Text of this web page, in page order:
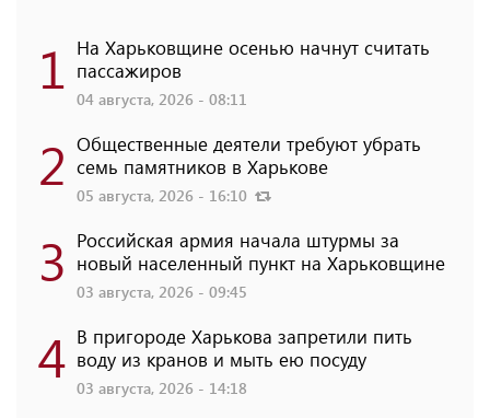
1 На Харьковщине осенью начнут считать
пассажиров
04 августа, 2026 - 08:11
2 Общественные деятели требуют убрать
семь памятников в Харькове
05 августа, 2026 - 16:10
3 Российская армия начала штурмы за
новый населенный пункт на Харьковщине
03 августа, 2026 - 09:45
4 В пригороде Харькова запретили пить
воду из кранов и мыть ею посуду
03 августа, 2026 - 14:18